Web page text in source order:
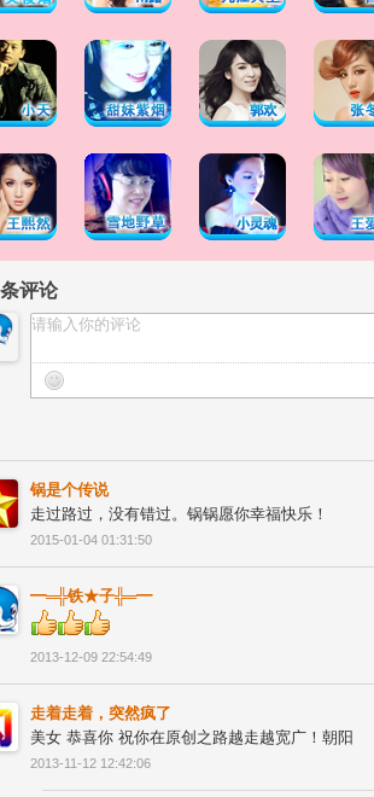
条评论
锅是个传说
走过路过，没有错过。锅锅愿你幸福快乐！
2015-01-04 01:31:50
━═╬铁★子╬═━
2013-12-09 22:54:49
走着走着，突然疯了
美女 恭喜你 祝你在原创之路越走越宽广！朝阳
2013-11-12 12:42:06